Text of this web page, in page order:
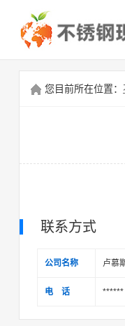
您目前所在位置：
联系方式
公司名称 卢慕
电 话 ******